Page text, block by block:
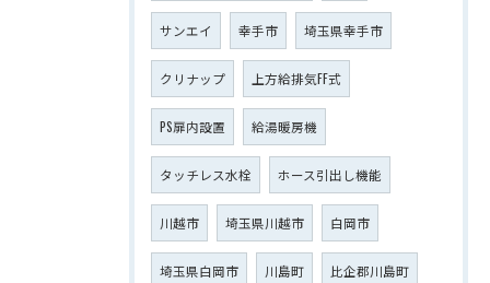
サンエイ 幸手市 埼玉県幸手市
クリナップ 上方給排気FF式
PS扉内設置 給湯暖房機
タッチレス水栓 ホース引出し機能
川越市 埼玉県川越市 白岡市
埼玉県白岡市 川島町 比企郡川島町